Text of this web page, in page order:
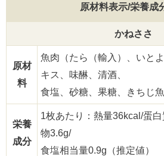
原材料表示/栄養成
かねささ
原材
料
魚肉（たら（輸入）、いと
キス、味醂、清酒、
食塩、砂糖、果糖、きちじ
栄養
成分
1枚あたり：熱量36kcal/蛋
物3.6g/
食塩相当量0.9g（推定値）